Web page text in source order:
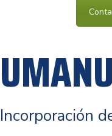
UMANU
Incorporación